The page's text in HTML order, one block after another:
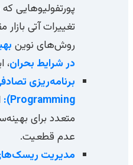
پورتفولیوهایی
تغییرات آتی
روش‌های نوین
در شرایط بحران،
Programming):
متعدد برای
عدم قطعیت.